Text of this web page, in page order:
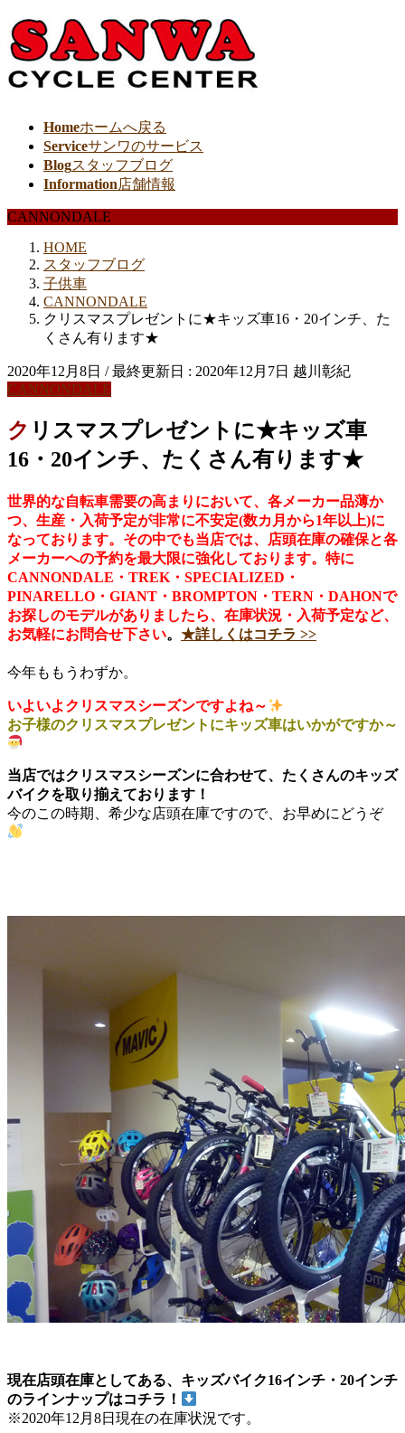
Homeホームへ戻る
Serviceサンワのサービス
Blogスタッフブログ
Information店舗情報
CANNONDALE
HOME
スタッフブログ
子供車
CANNONDALE
クリスマスプレゼントに★キッズ車16・20インチ、た
くさん有ります★
2020年12月8日 / 最終更新日 : 2020年12月7日 越川彰紀
CANNONDALE
クリスマスプレゼントに★キッズ車
16・20インチ、たくさん有ります★
世界的な自転車需要の高まりにおいて、各メーカー品薄か
つ、生産・入荷予定が非常に不安定(数カ月から1年以上)に
なっております。その中でも当店では、店頭在庫の確保と各
メーカーへの予約を最大限に強化しております。特に
CANNONDALE・TREK・SPECIALIZED・
PINARELLO・GIANT・BROMPTON・TERN・DAHONで
お探しのモデルがありましたら、在庫状況・入荷予定など、
お気軽にお問合せ下さい。 ★詳しくはコチラ >>
今年ももうわずか。
いよいよクリスマスシーズンですよね～
お子様のクリスマスプレゼントにキッズ車はいかがですか～
当店ではクリスマスシーズンに合わせて、たくさんのキッズ
バイクを取り揃えております！
今のこの時期、希少な店頭在庫ですので、お早めにどうぞ
現在店頭在庫としてある、 キッズバイク16インチ・20インチ
のラインナップはコチラ！
※2020年12月8日現在の在庫状況です。